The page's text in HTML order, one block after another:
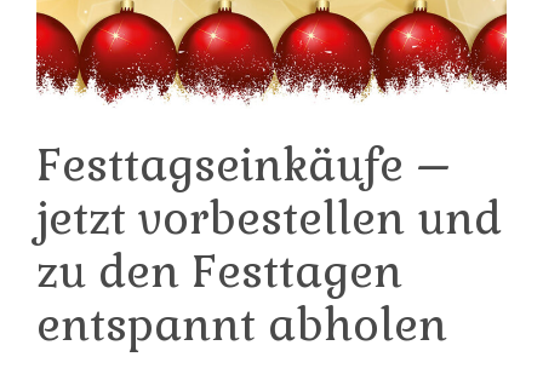
Festtagseinkäufe –
jetzt vorbestellen und
zu den Festtagen
entspannt abholen